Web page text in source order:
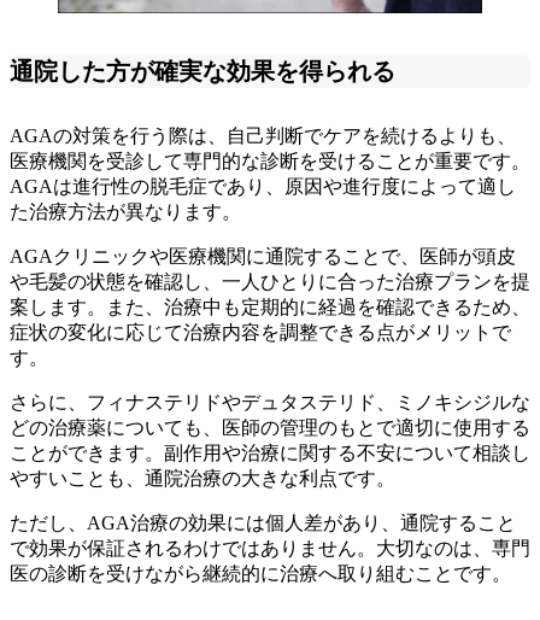
通院した方が確実な効果を得られる
AGAの対策を行う際は、自己判断でケアを続けるよりも、
医療機関を受診して専門的な診断を受けることが重要です。
AGAは進行性の脱毛症であり、原因や進行度によって適し
た治療方法が異なります。
AGAクリニックや医療機関に通院することで、医師が頭皮
や毛髪の状態を確認し、一人ひとりに合った治療プランを提
案します。また、治療中も定期的に経過を確認できるため、
症状の変化に応じて治療内容を調整できる点がメリットで
す。
さらに、フィナステリドやデュタステリド、ミノキシジルな
どの治療薬についても、医師の管理のもとで適切に使用する
ことができます。副作用や治療に関する不安について相談し
やすいことも、通院治療の大きな利点です。
ただし、AGA治療の効果には個人差があり、通院すること
で効果が保証されるわけではありません。大切なのは、専門
医の診断を受けながら継続的に治療へ取り組むことです。